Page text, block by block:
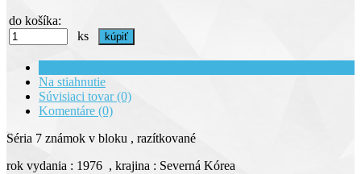
do košíka:
ks
Na stiahnutie
Súvisiaci tovar (0)
Komentáre (0)
Séria 7 známok v bloku , razítkované
rok vydania : 1976 , krajina : Severná Kórea